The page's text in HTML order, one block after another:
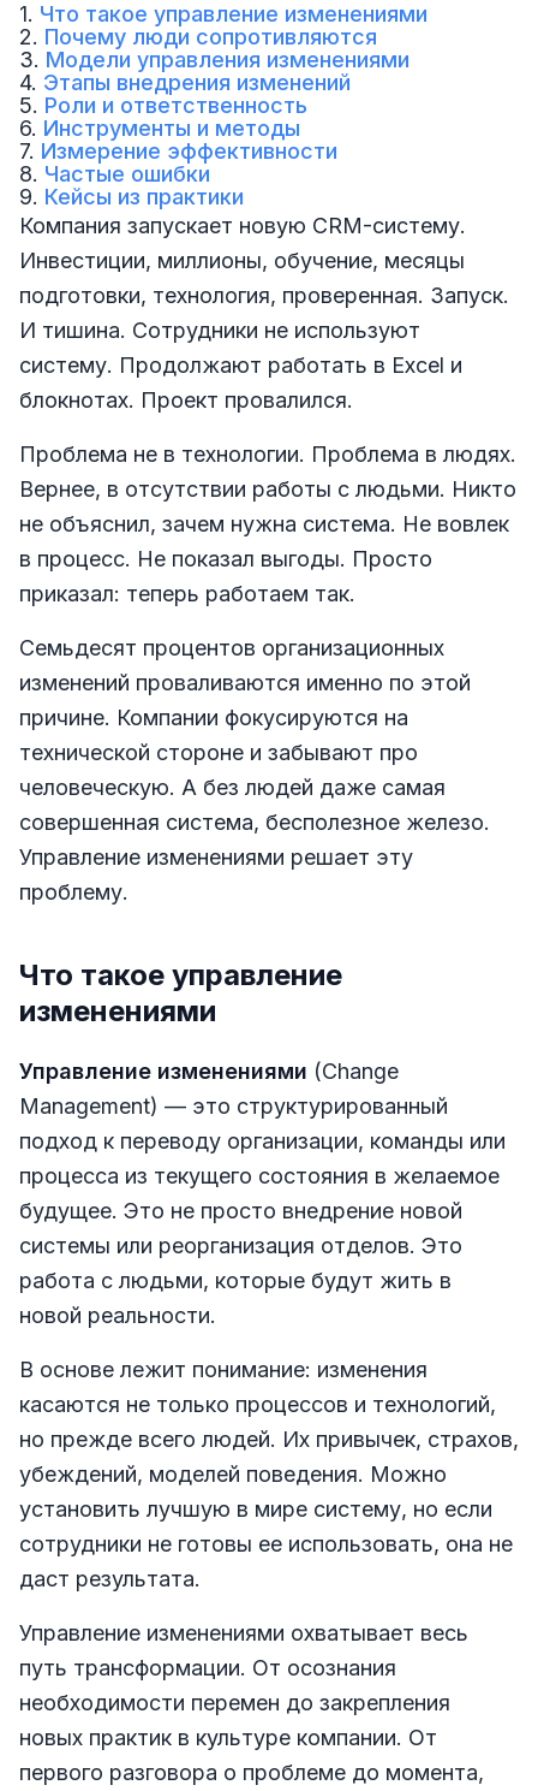
1. Что такое управление изменениями
2. Почему люди сопротивляются
3. Модели управления изменениями
4. Этапы внедрения изменений
5. Роли и ответственность
6. Инструменты и методы
7. Измерение эффективности
8. Частые ошибки
9. Кейсы из практики
Компания запускает новую CRM-систему.
Инвестиции, миллионы, обучение, месяцы
подготовки, технология, проверенная. Запуск.
И тишина. Сотрудники не используют
систему. Продолжают работать в Excel и
блокнотах. Проект провалился.
Проблема не в технологии. Проблема в людях.
Вернее, в отсутствии работы с людьми. Никто
не объяснил, зачем нужна система. Не вовлек
в процесс. Не показал выгоды. Просто
приказал: теперь работаем так.
Семьдесят процентов организационных
изменений проваливаются именно по этой
причине. Компании фокусируются на
технической стороне и забывают про
человеческую. А без людей даже самая
совершенная система, бесполезное железо.
Управление изменениями решает эту
проблему.
Что такое управление
изменениями
Управление изменениями (Change
Management) — это структурированный
подход к переводу организации, команды или
процесса из текущего состояния в желаемое
будущее. Это не просто внедрение новой
системы или реорганизация отделов. Это
работа с людьми, которые будут жить в
новой реальности.
В основе лежит понимание: изменения
касаются не только процессов и технологий,
но прежде всего людей. Их привычек, страхов,
убеждений, моделей поведения. Можно
установить лучшую в мире систему, но если
сотрудники не готовы ее использовать, она не
даст результата.
Управление изменениями охватывает весь
путь трансформации. От осознания
необходимости перемен до закрепления
новых практик в культуре компании. От
первого разговора о проблеме до момента,